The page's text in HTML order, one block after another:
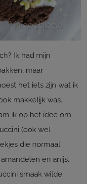
Ik had mijn
maar
het iets zijn wat ik
makkelijk was.
ik op het idee om
(ook wel
die normaal
en anijs.
smaak wilde